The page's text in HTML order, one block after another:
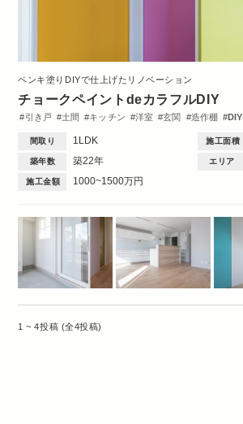
ペンキ塗りDIYで仕上げたリノベーション
チョークペイントdeカラフルDIY
引き戸 土間 キッチン 洋室 玄関 造作棚 DIY
間取り 1LDK 施工面積
築年数 築22年 エリア
施工金額 1000~1500万円
1 ~ 4投稿 (全4投稿)